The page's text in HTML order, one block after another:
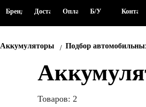
Бренды ДоставкаОплата Б/У
Аккумуляторы Подбор
Товаров: 2